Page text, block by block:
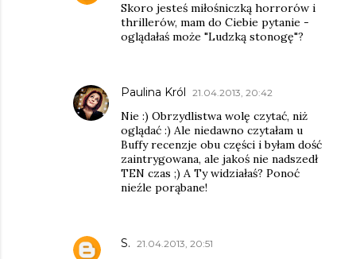
Skoro jesteś miłośniczką horrorów i
thrillerów, mam do Ciebie pytanie -
oglądałaś może "Ludzką stonogę"?
Paulina Król 21.04.2013, 20:42
Nie :) Obrzydlistwa wolę czytać, niż
oglądać :) Ale niedawno czytałam u
Buffy recenzje obu części i byłam dość
zaintrygowana, ale jakoś nie nadszedł
TEN czas ;) A Ty widziałaś? Ponoć
nieźle porąbane!
S. 21.04.2013, 20:51